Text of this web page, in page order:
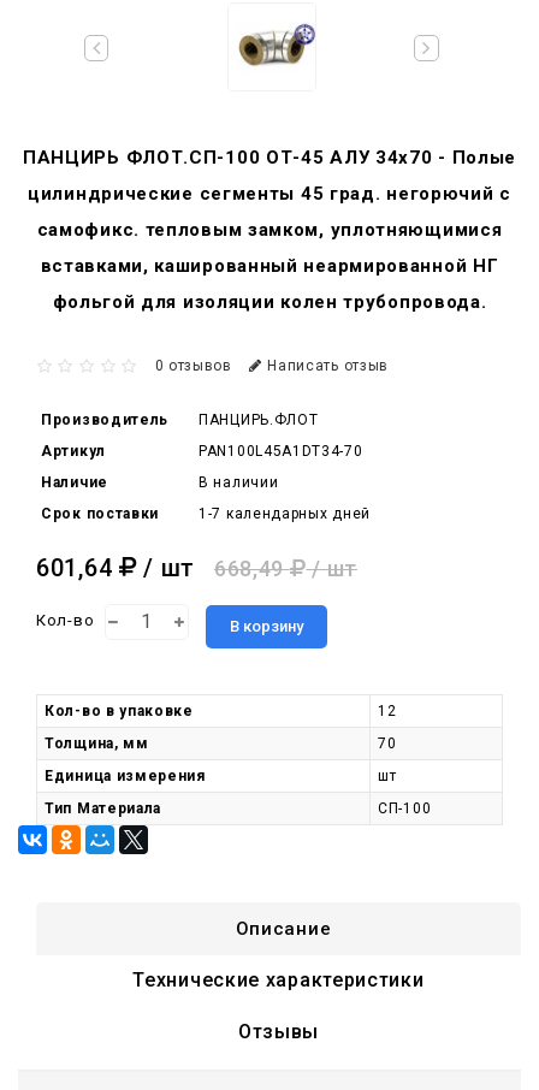
ПАНЦИРЬ ФЛОТ.СП-100 ОТ-45 АЛУ 34x70 - Полые
цилиндрические сегменты 45 град. негорючий c
самофикс. тепловым замком, уплотняющимися
вставками, кашированный неармированной НГ
фольгой для изоляции колен трубопровода.
0 отзывов Написать отзыв
Производитель
ПАНЦИРЬ.ФЛОТ
Артикул
PAN100L45A1DT34-70
Наличие
В наличии
Срок поставки
1-7 календарных дней
601,64 / шт 668,49 / шт
Кол-во В корзину
Кол-во в упаковке
12
Толщина, мм
70
Единица измерения
шт
Тип Материала
СП-100
Описание
Технические характеристики
Отзывы